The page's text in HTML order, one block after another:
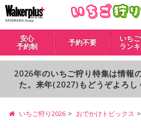
安心
予約制
予約不要
いち
ラン
2026年のいちご狩り特集は情報
た。来年(2027)もどうぞよろし
いちご狩り2026 おでかけトピックス